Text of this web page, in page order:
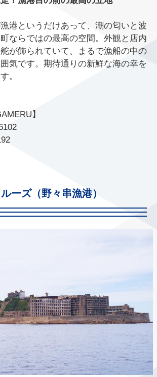
港というだけあって、潮の匂いと波
ならではの最高の空間。外観と店内
が飾られていて、まるで漁船の中の
気です。期待通りの新鮮な海の幸を
。
】
ーズ（野々串漁港）